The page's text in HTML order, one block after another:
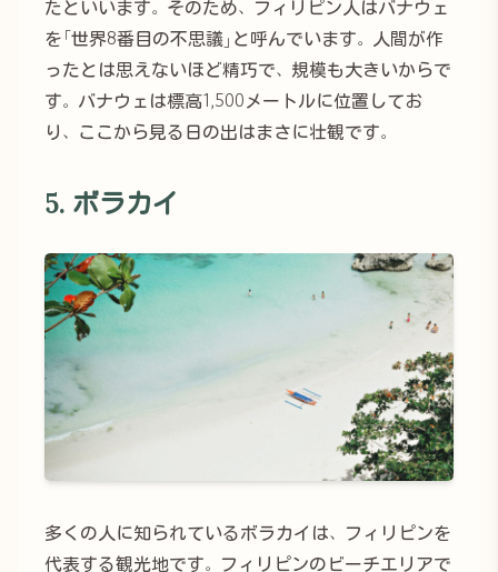
たといいます。そのため、フィリピン人はバナウェ
を「世界8番目の不思議」と呼んでいます。人間が作
ったとは思えないほど精巧で、規模も大きいからで
す。バナウェは標高1,500メートルに位置してお
り、ここから見る日の出はまさに壮観です。
5. ボラカイ
多くの人に知られているボラカイは、フィリピンを
代表する観光地です。フィリピンのビーチエリアで